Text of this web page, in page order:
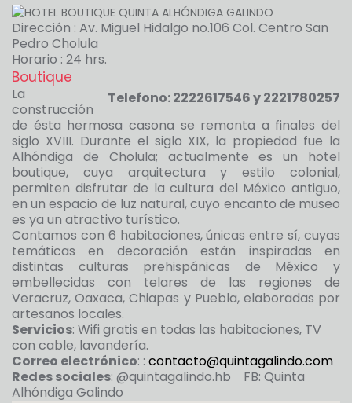
Dirección : Av. Miguel Hidalgo no.106 Col. Centro San
Pedro Cholula
Horario : 24 hrs.
Boutique
Telefono: 2222617546 y 2221780257
La
construcción
de ésta hermosa casona se remonta a finales del
siglo XVIII. Durante el siglo XIX, la propiedad fue la
Alhóndiga de Cholula; actualmente es un hotel
boutique, cuya arquitectura y estilo colonial,
permiten disfrutar de la cultura del México antiguo,
en un espacio de luz natural, cuyo encanto de museo
es ya un atractivo turístico.
Contamos con 6 habitaciones, únicas entre sí, cuyas
temáticas en decoración están inspiradas en
distintas culturas prehispánicas de México y
embellecidas con telares de las regiones de
Veracruz, Oaxaca, Chiapas y Puebla, elaboradas por
artesanos locales.
Servicios: Wifi gratis en todas las habitaciones, TV
con cable, lavandería.
Correo electrónico: : contacto@quintagalindo.com
Redes sociales: @quintagalindo.hb FB: Quinta
Alhóndiga Galindo